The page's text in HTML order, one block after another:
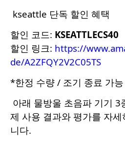
kseattle 단독 할인 혜택
할인 코드: KSEATTLECS40
할인 링크: https://
de/A2ZFQY2V2C05TS
*한정 수량 / 조기 종료 가능
아래 물방울 초음파 기기 3
제 사용 결과와 평가를 자
니다.